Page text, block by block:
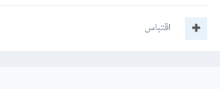
اقتباس